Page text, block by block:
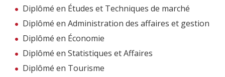
Diplômé en Études et Techniques de marché
Diplômé en Administration des affaires et gestion
Diplômé en Économie
Diplômé en Statistiques et Affaires
Diplômé en Tourisme